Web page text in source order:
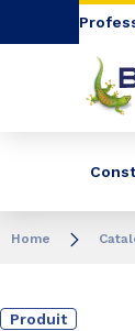
Aller au
Home
Produit